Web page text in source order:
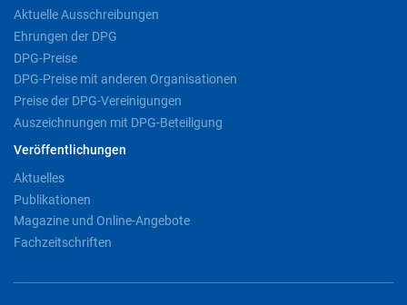
Aktuelle Ausschreibungen
Ehrungen der DPG
DPG-Preise
DPG-Preise mit anderen Organisationen
Preise der DPG-Vereinigungen
Auszeichnungen mit DPG-Beteiligung
Veröffentlichungen
Aktuelles
Publikationen
Magazine und Online-Angebote
Fachzeitschriften